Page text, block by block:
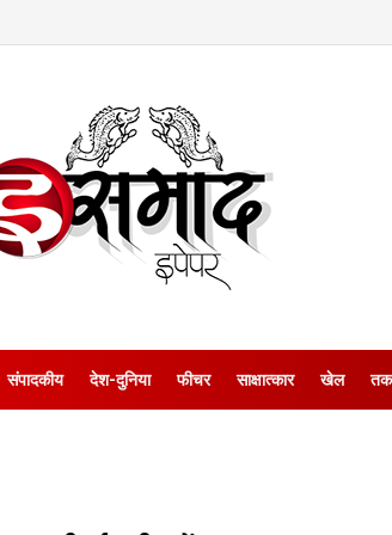
संपादकीय देश-दुनिया फीचर साक्षात्‍कार खेल